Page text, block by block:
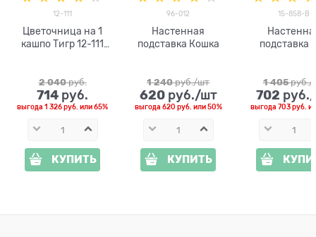
12-111
Цветочница на 1
кашпо Тигр 12-111
2 040 руб.
714 руб.
выгода1 326 руб. или65%
КУПИТЬ
96-012
Настенная
подставка Кошка
1 240 руб./шт
620 руб./шт
выгода 620 руб. или50%
КУПИТЬ
15-858-B
подставка
1 405 руб./
702
выгода703 руб.